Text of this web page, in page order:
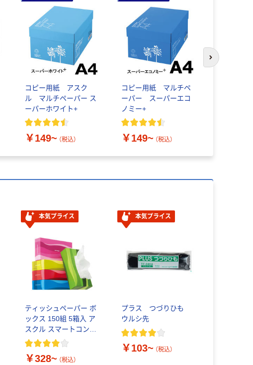
コピー用紙 アスク
ル マルチペーパー ス
ーパーホワイト+
￥149~ （税込）
コピー用紙 マルチペ
ーパー スーパーエコ
ノミー+
￥149~ （税込）
次のスライド
本気プライス
ティッシュペーパー ボ
ックス 150組 5箱入 ア
スクル スマートコンパ
クト ビビッド PEFC認
￥328~ （税込）
本気プライス
プラス つづりひも
ウルシ先
￥103~ （税込）